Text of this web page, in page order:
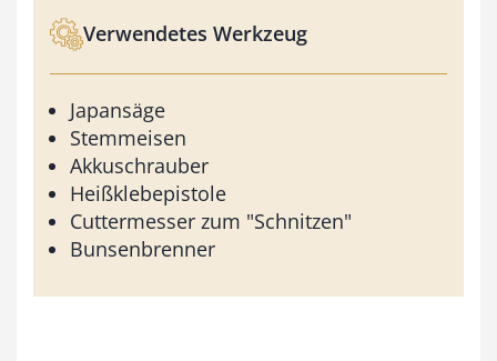
Verwendetes Werkzeug
Japansäge
Stemmeisen
Akkuschrauber
Heißklebepistole
Cuttermesser zum "Schnitzen"
Bunsenbrenner